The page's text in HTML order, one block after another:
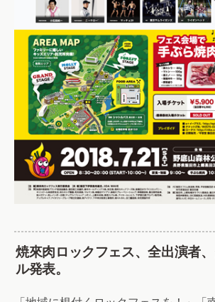
焼來肉ロックフェス、全出演者
ル発表。